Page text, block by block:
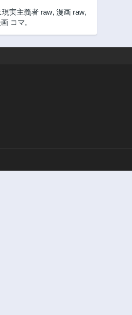
実主義者 raw, 漫画 raw,
コマ,